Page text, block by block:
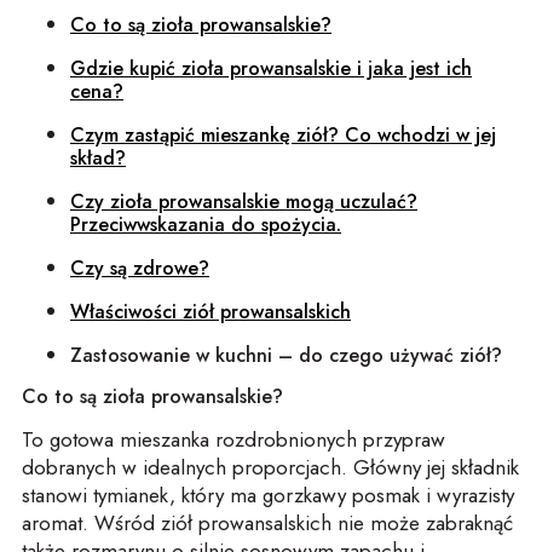
Co to są zioła prowansalskie?
Gdzie kupić zioła prowansalskie i jaka jest ich
cena?
Czym zastąpić mieszankę ziół? Co wchodzi w jej
skład?
Czy zioła prowansalskie mogą uczulać?
Przeciwwskazania do spożycia.
Czy są zdrowe?
Właściwości ziół prowansalskich
Zastosowanie w kuchni – do czego używać ziół?
Co to są zioła prowansalskie?
To gotowa mieszanka rozdrobnionych przypraw
dobranych w idealnych proporcjach. Główny jej składnik
stanowi tymianek, który ma gorzkawy posmak i wyrazisty
aromat. Wśród ziół prowansalskich nie może zabraknąć